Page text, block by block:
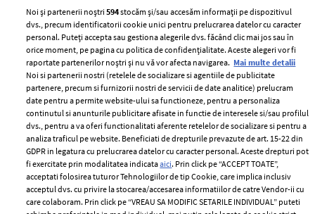
ELLE Style Awards
2024
Despre ELLE
Romania
Contact
Abonamente
Termeni si conditii
Politica de
confidențialitate
Politica de cookies
Publicitate
Noi și partenerii noștri594stocăm și/sau accesăm informații pe dispozitivul
dvs., precum identificatorii cookie unici pentru prelucrarea datelor cu caracter
personal. Puteți accepta sau gestiona alegerile dvs. făcând clic mai jos sau în
orice moment, pe pagina cu politica de confidențialitate. Aceste alegeri vor fi
raportate partenerilor noștri și nu vă vor afecta navigarea. Mai multe detalii
Noi si partenerii nostri (retelele de socializare si agentiile de publicitate
partenere, precum si furnizorii nostri de servicii de date analitice) prelucram
date pentru a permite website-ului sa functioneze, pentru a personaliza
continutul si anunturile publicitare afisate in functie de interesele si/sau profilul
dvs., pentru a va oferi functionalitati aferente retelelor de socializare si pentru a
analiza traficul pe website. Beneficiati de drepturile prevazute de art. 15-22 din
GDPR in legatura cu prelucrarea datelor cu caracter personal. Aceste drepturi pot
fi exercitate prin modalitatea indicataaici. Prin click pe “ACCEPT TOATE”,
acceptati folosirea tuturor Tehnologiilor de tip Cookie, care implica inclusiv
acceptul dvs. cu privire la stocarea/accesarea informatiilor de catre Vendor-ii cu
care colaboram. Prin click pe “VREAU SA MODIFIC SETARILE INDIVIDUAL” puteti